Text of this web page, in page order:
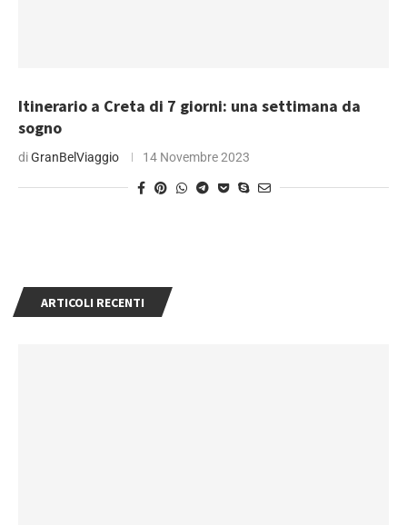
Itinerario a Creta di 7 giorni: una settimana da
sogno
diGranBelViaggio 14 Novembre 2023
ARTICOLI RECENTI